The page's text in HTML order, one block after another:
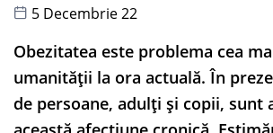
5 Decembrie 22
Obezitatea este problema cea
umanității la ora actuală. În
de persoane, adulți și copii, sunt